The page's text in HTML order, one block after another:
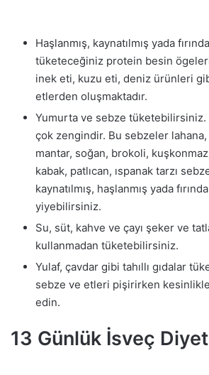
Haşlanmış, kaynatılmış yada
tüketeceğiniz protein besin
inek eti, kuzu eti, deniz ürünleri
etlerden oluşmaktadır.
Yumurta ve sebze tüketebilirsiniz.
çok zengindir. Bu sebzeler lahana,
mantar, soğan, brokoli,
kabak, patlıcan, ıspanak tarzı
kaynatılmış, haşlanmış yada
yiyebilirsiniz.
Su, süt, kahve ve çayı şeker ve
kullanmadan tüketebilirsiniz.
Yulaf, çavdar gibi tahıllı gıdalar
sebze ve etleri pişirirken
edin.
13 Günlük İsveç